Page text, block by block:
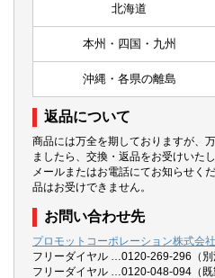
北海道
本州・四国・九州
沖縄・各県の離島
返品について
商品には万全を期しておりますが、
ましたら、交換・返品をお受けいた
メールまたはお電話にてお知らせく
品はお受けできません。
お問い合わせ先
プロモットコーポレーション株式会社
フリーダイヤル …0120-269-296（別
フリーダイヤル …0120-048-094（既